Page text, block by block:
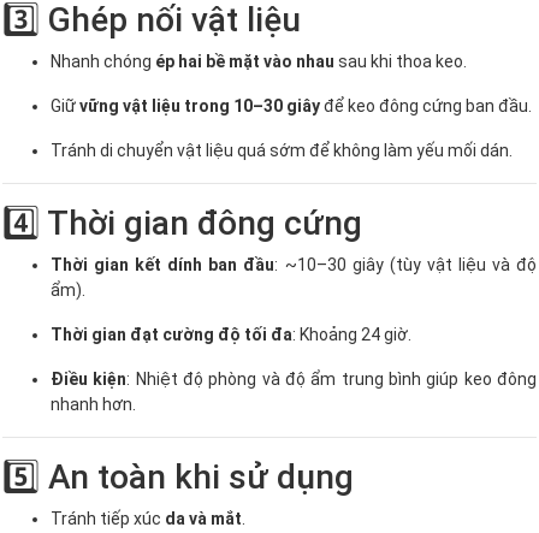
3️⃣ Ghép nối vật liệu
Nhanh chóng ép hai bề mặt vào nhau sau khi thoa keo.
Giữvững vật liệu trong 10–30 giâyđể keo đông cứng ban đầu.
Tránh di chuyển vật liệu quá sớm để không làm yếu mối dán.
4️⃣ Thời gian đông cứng
Thời gian kết dính ban đầu: ~10–30 giây (tùy vật liệu và độ
ẩm).
Thời gian đạt cường độ tối đa: Khoảng 24 giờ.
Điều kiện: Nhiệt độ phòng và độ ẩm trung bình giúp keo đông
nhanh hơn.
5️⃣ An toàn khi sử dụng
Tránh tiếp xúc da và mắt